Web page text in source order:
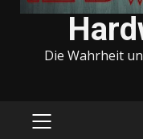
Die Wahrheit
PRIMARY